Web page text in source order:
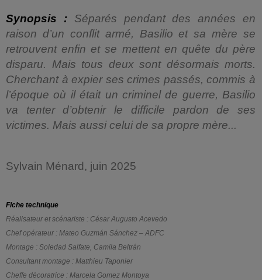
Synopsis :Séparés pendant des années en
raison d’un conflit armé, Basilio et sa mère se
retrouvent enfin et se mettent en quête du père
disparu. Mais tous deux sont désormais morts.
Cherchant à expier ses crimes passés, commis à
l’époque où il était un criminel de guerre, Basilio
va tenter d’obtenir le difficile pardon de ses
victimes. Mais aussi celui de sa propre mère...
Sylvain Ménard, juin 2025
Fiche technique
Réalisateur et scénariste : César Augusto Acevedo
Chef opérateur : Mateo Guzmán Sánchez – ADFC
Montage : Soledad Salfate, Camila Beltrán
Consultant montage : Matthieu Taponier
Cheffe décoratrice : Marcela Gomez Montoya